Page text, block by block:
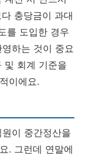
충당금이 과대
를 도입한 경우
하는 것이 중요
및 회계 기준을
이에요.
이 중간정산을
. 그런데 연말에